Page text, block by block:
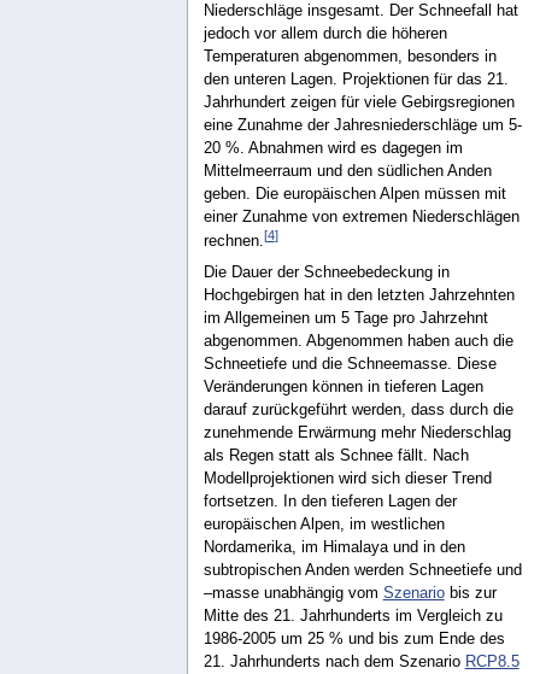
Niederschläge insgesamt. Der Schneefall hat
jedoch vor allem durch die höheren
Temperaturen abgenommen, besonders in
den unteren Lagen. Projektionen für das 21.
Jahrhundert zeigen für viele Gebirgsregionen
eine Zunahme der Jahresniederschläge um 5-
20 %. Abnahmen wird es dagegen im
Mittelmeerraum und den südlichen Anden
geben. Die europäischen Alpen müssen mit
einer Zunahme von extremen Niederschlägen
rechnen.[4]
Die Dauer der Schneebedeckung in
Hochgebirgen hat in den letzten Jahrzehnten
im Allgemeinen um 5 Tage pro Jahrzehnt
abgenommen. Abgenommen haben auch die
Schneetiefe und die Schneemasse. Diese
Veränderungen können in tieferen Lagen
darauf zurückgeführt werden, dass durch die
zunehmende Erwärmung mehr Niederschlag
als Regen statt als Schnee fällt. Nach
Modellprojektionen wird sich dieser Trend
fortsetzen. In den tieferen Lagen der
europäischen Alpen, im westlichen
Nordamerika, im Himalaya und in den
subtropischen Anden werden Schneetiefe und
–masse unabhängig vom Szenariobis zur
Mitte des 21. Jahrhunderts im Vergleich zu
1986-2005 um 25 % und bis zum Ende des
21. Jahrhunderts nach dem Szenario RCP8.5